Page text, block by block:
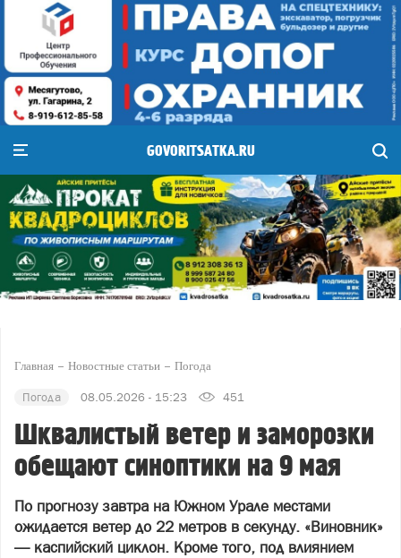
GOVORITSATKA.RU
Главная Новостные статьи Погода
Погода 08.05.2026 - 15:23 451
Шквалистый ветер и заморозки
обещают синоптики на 9 мая
По прогнозу завтра на Южном Урале местами
ожидается ветер до 22 метров в секунду. «Виновник»
— каспийский циклон. Кроме того, под влиянием